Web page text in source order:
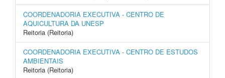
COORDENADORIA EXECUTIVA - CENTRO DE
AQUICULTURA DA UNESP
Reitoria (Reitoria)
COORDENADORIA EXECUTIVA - CENTRO DE ESTUDOS
AMBIENTAIS
Reitoria (Reitoria)